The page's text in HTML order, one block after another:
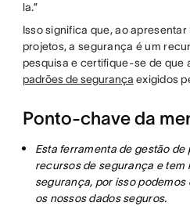
la.”
Isso significa que, ao
projetos, a segurança é um
pesquisa e certifique-se de que
padrões de segurança exigidos
Ponto-chave da
Esta ferramenta de gestão de
recursos de segurança e
segurança, por isso
os nossos dados seguros.